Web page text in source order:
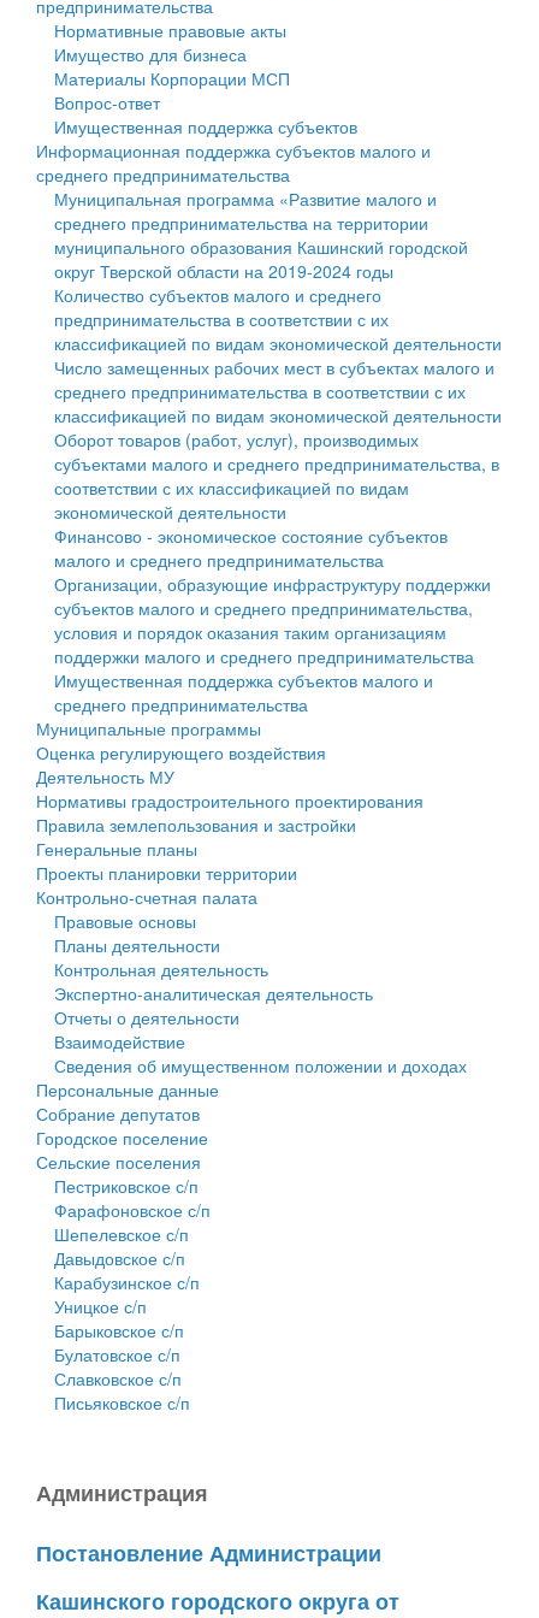
Государственные услуги
Промышленность и АПК
Экономика и бизнес
...
Символика
Устав
Гостям округа
Туризм
Культура
Образование
Здравоохранение
Социальная защита
Фотоальбом
муниципального округа Тверской области
Администрация Кашинского муниципального округа
Тверской области
Управление сельскими территориями
Открытые данные
Работа с обращениями граждан
Муниципальный контроль
Муниципальные услуги
Проекты административных регламентов
Антимонопольный комплаенс
Противодействие коррупции
Финансовое управление
Бюджет для граждан
Имущество
Выявление правообладателей ранее учтенных
объектов недвижимости
Имущественная поддержка субъектов малого и
среднего предпринимательства
Информационная поддержка субъектов малого и
среднего предпринимательства
Муниципальные программы
Контрольно-счетная палата
Персональные данные
Оценка регулирующего воздействия
Деятельность МУ
Нормативы градостроительного проектирования
Правила землепользования и застройки
Генеральные планы
Проекты планировки территории
Собрание депутатов
Городское поселение
Сельские поселения
предпринимательства
Нормативные правовые акты
Имущество для бизнеса
Материалы Корпорации МСП
Вопрос-ответ
Имущественная поддержка субъектов
Информационная поддержка субъектов малого и
среднего предпринимательства
Муниципальная программа «Развитие малого и
среднего предпринимательства на территории
муниципального образования Кашинский городской
округ Тверской области на 2019-2024 годы
Количество субъектов малого и среднего
предпринимательства в соответствии с их
классификацией по видам экономической деятельности
Число замещенных рабочих мест в субъектах малого и
среднего предпринимательства в соответствии с их
классификацией по видам экономической деятельности
Оборот товаров (работ, услуг), производимых
субъектами малого и среднего предпринимательства, в
соответствии с их классификацией по видам
экономической деятельности
Финансово - экономическое состояние субъектов
малого и среднего предпринимательства
Организации, образующие инфраструктуру поддержки
субъектов малого и среднего предпринимательства,
условия и порядок оказания таким организациям
поддержки малого и среднего предпринимательства
Имущественная поддержка субъектов малого и
среднего предпринимательства
Муниципальные программы
Оценка регулирующего воздействия
Деятельность МУ
Нормативы градостроительного проектирования
Правила землепользования и застройки
Генеральные планы
Проекты планировки территории
Контрольно-счетная палата
Правовые основы
Планы деятельности
Контрольная деятельность
Экспертно-аналитическая деятельность
Отчеты о деятельности
Взаимодействие
Сведения об имущественном положении и доходах
Персональные данные
Собрание депутатов
Городское поселение
Сельские поселения
Пестриковское с/п
Фарафоновское с/п
Шепелевское с/п
Давыдовское с/п
Карабузинское с/п
Уницкое с/п
Барыковское с/п
Булатовское с/п
Славковское с/п
Письяковское с/п
Администрация
Постановление Администрации
Кашинского городского округа от